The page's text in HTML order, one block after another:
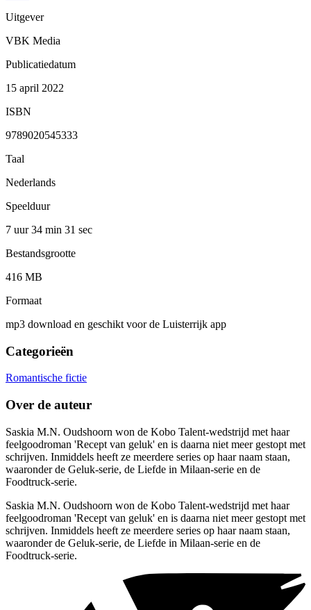
Uitgever
VBK Media
Publicatiedatum
15 april 2022
ISBN
9789020545333
Taal
Nederlands
Speelduur
7 uur 34 min 31 sec
Bestandsgrootte
416 MB
Formaat
mp3 download en geschikt voor de Luisterrijk app
Categorieën
Romantische fictie
Over de auteur
Saskia M.N. Oudshoorn won de Kobo Talent-wedstrijd met haar
feelgoodroman 'Recept van geluk' en is daarna niet meer gestopt met
schrijven. Inmiddels heeft ze meerdere series op haar naam staan,
waaronder de Geluk-serie, de Liefde in Milaan-serie en de
Foodtruck-serie.
Saskia M.N. Oudshoorn won de Kobo Talent-wedstrijd met haar
feelgoodroman 'Recept van geluk' en is daarna niet meer gestopt met
schrijven. Inmiddels heeft ze meerdere series op haar naam staan,
waaronder de Geluk-serie, de Liefde in Milaan-serie en de
Foodtruck-serie.